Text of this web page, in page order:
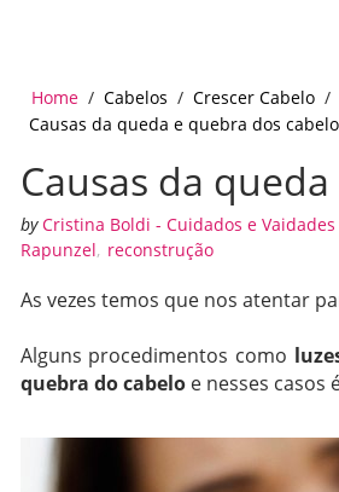
Home / Cabelos / Crescer Cabelo /
Causas da queda e quebra dos
Causas da
by Cristina Boldi - Cuidados e Vaidades
Rapunzel, reconstrução
As vezes temos que nos atentar
Alguns procedimentos como
quebra do cabeloe nesses casos